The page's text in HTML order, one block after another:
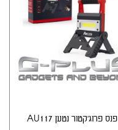
פנס פרוג'קטור נטען AU117